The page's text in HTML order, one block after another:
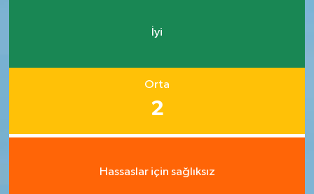
İyi
Orta
2
Hassaslar için sağlıksız